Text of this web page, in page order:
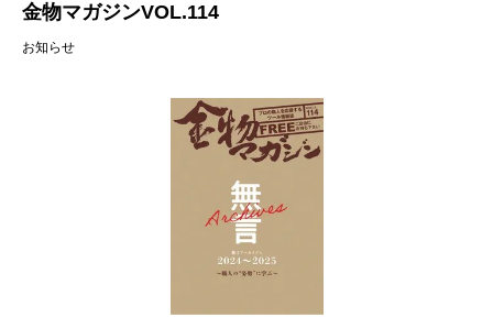
金物マガジンVOL.114
お知らせ